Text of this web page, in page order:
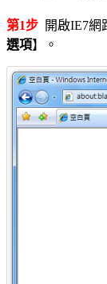
第1步 開啟IE7網
選項】。